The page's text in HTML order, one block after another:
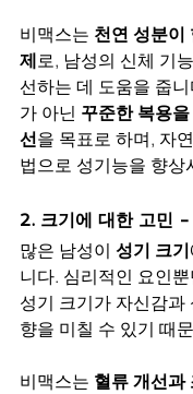
비맥스는 천연 성분이
제로, 남성의 신체 기
선하는 데 도움을 줍
가 아닌 꾸준한 복용
선을 목표로 하며, 자
법으로 성기능을 향상
2. 크기에 대한 고민
많은 남성이 성기 크기
니다. 심리적인 요인
성기 크기가 자신감과
향을 미칠 수 있기 때
비맥스는 혈류 개선과